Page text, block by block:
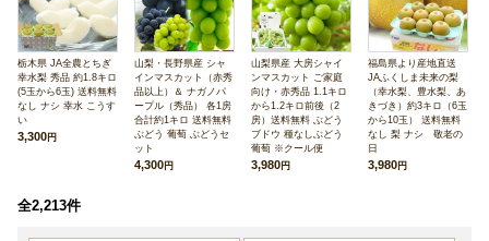
栃木県 JA全農とちぎ
幸水梨 秀品 約1.8キロ
(5玉から6玉) 送料無料
なし ナシ 幸水 こうす
い
3,300 円
山梨・長野県産 シャ
インマスカット（赤秀
品以上）＆ ナガノパ
ープル（秀品） 各1房
合計約1キロ 送料無料
ぶどう 葡萄 ぶどうセ
ット
4,300円
山梨県産 大房シャイ
ンマスカット ご家庭
向け・赤秀品 1.1キロ
から1.2キロ前後（2
房）送料無料 ぶどう
ブドウ 種なしぶどう
葡萄 ※クール便
3,980円
福島県より産地直送
JAふくしま未来の梨
（幸水梨、豊水梨、あ
きづき）約3キロ（6玉
から10玉） 送料無料
なし 梨 ナシ 敬老の
日
3,980円
全2,213件